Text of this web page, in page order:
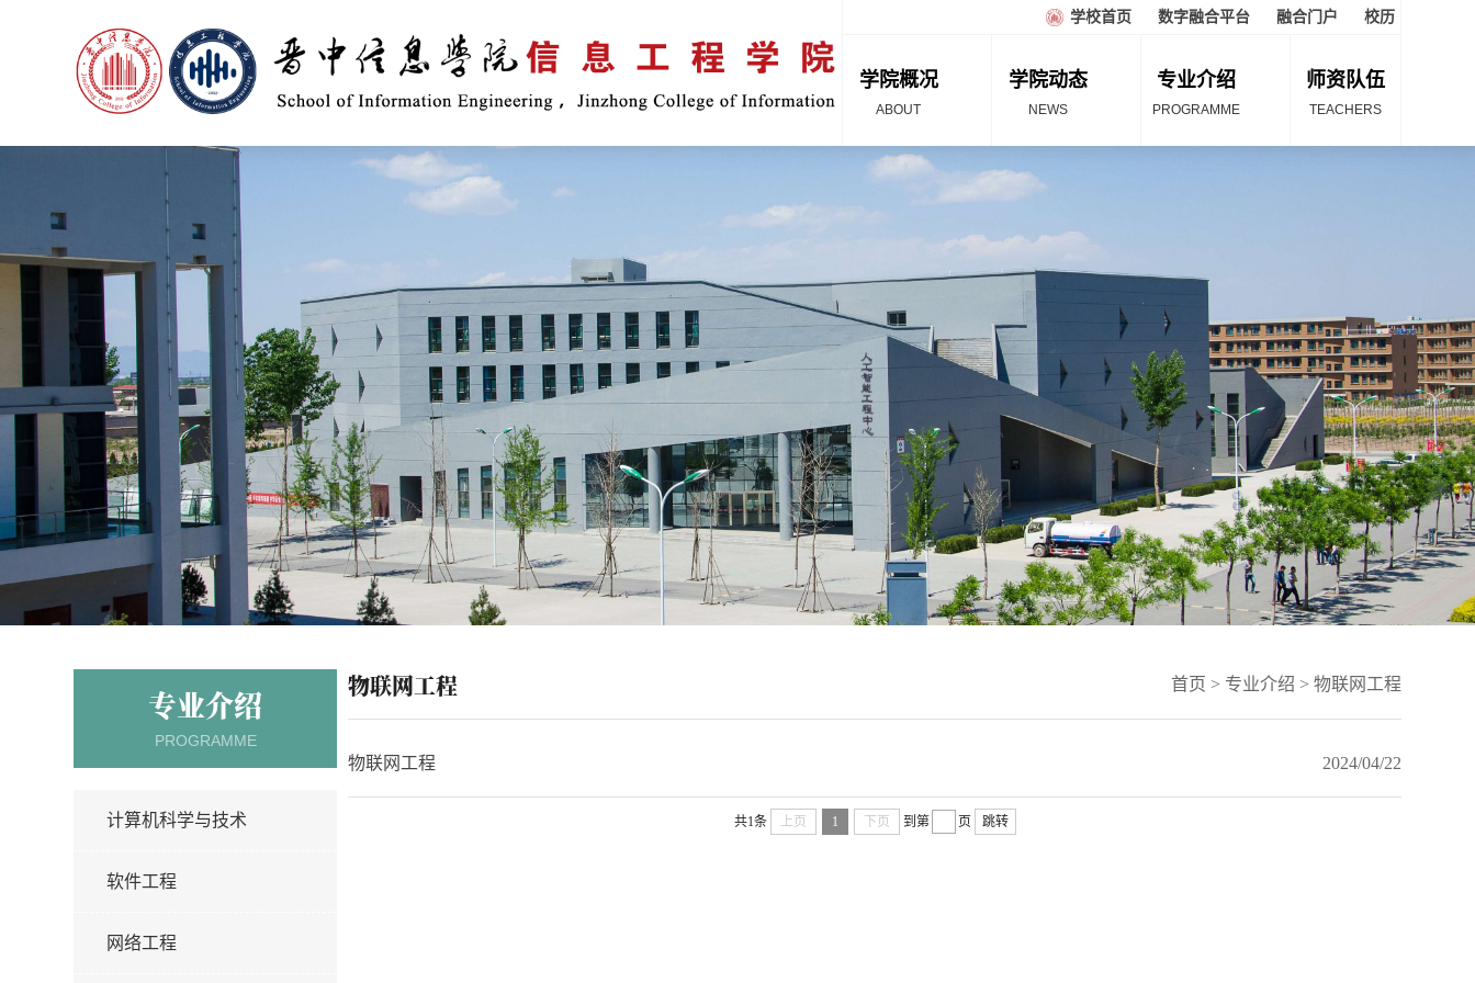
学校首页 数字融合平台 融合门户 校历
学院概况
ABOUT
学院动态
NEWS
专业介绍
PROGRAMME
师资队伍
TEACHERS
专业介绍
PROGRAMME
计算机科学与技术
软件工程
网络工程
物联网工程 首页 > 专业介绍 > 物联网工程
物联网工程 2024/04/22
共1条 上页 1 下页 到第 页 跳转